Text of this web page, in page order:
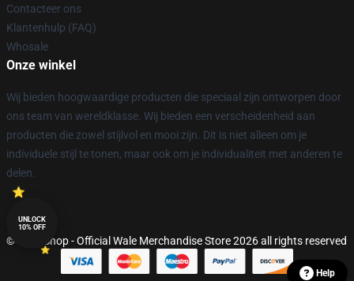
Contacteer ons
Klantenhulp (FAQ)
Whosale
Onze winkel
Wij bieden hoogwaardige producten die speciaal zijn ontworpen door
ons team van wereldklasse. Wij bieden een verscheidenheid aan
producten die zowel stijlvol en mooi zijn. Dit is niet alleen om je
individuele stijl te tonen, maar ook om je individualiteit met anderen te
delen.
© Wale Shop - Official Wale Merchandise Store 2026 all rights reserved
Help
UNLOCK
10% OFF